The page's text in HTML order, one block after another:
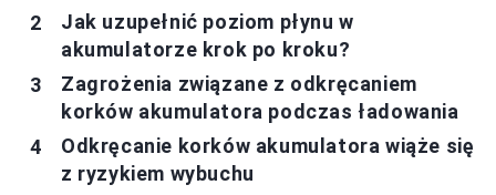
Jak uzupełnić poziom płynu w
akumulatorze krok po kroku?
Zagrożenia związane z odkręcaniem
korków akumulatora podczas ładowania
Odkręcanie korków akumulatora wiąże się
z ryzykiem wybuchu